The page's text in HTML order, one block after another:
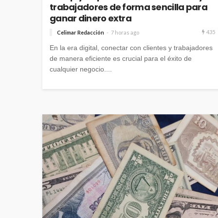
trabajadores de forma sencilla para
ganar dinero extra
Celimar Redacción 7 horas ago 435
En la era digital, conectar con clientes y trabajadores
de manera eficiente es crucial para el éxito de
cualquier negocio....